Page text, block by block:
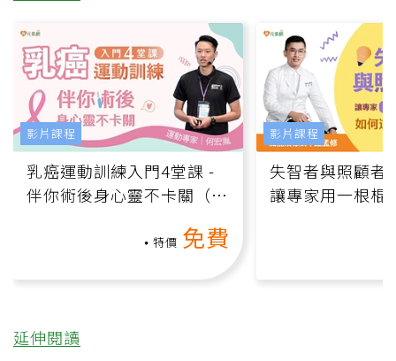
乳癌運動訓練入門4堂課 -
伴你術後身心靈不卡關（線
特價 免費
影片課程
失智者與照顧者
讓專家用一根棍
影片課程
延伸閱讀